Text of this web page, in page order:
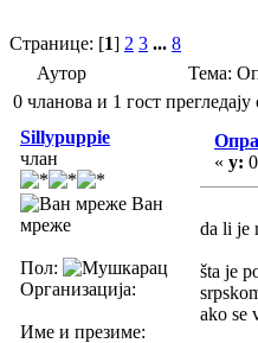
Странице: [1] 2 3 ... 8
Аутор
Тема:
0 чланова и 1 гост прегледају
Sillypuppie
члан
Ван
мреже
Пол:
Организација:
Име и презиме:
« у:
da li je
šta je
ako se